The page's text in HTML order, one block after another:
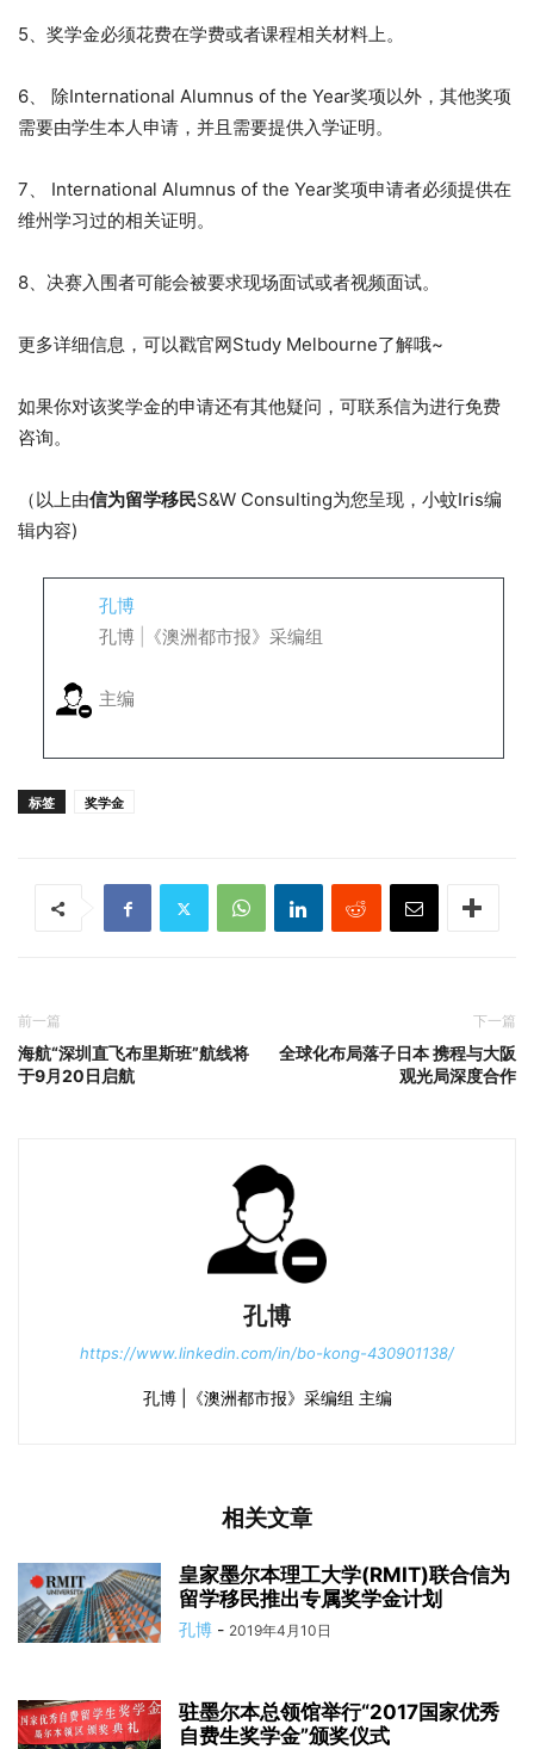
5、奖学金必须花费在学费或者课程相关材料上。
6、 除International Alumnus of the Year奖项以外，其他奖项
需要由学生本人申请，并且需要提供入学证明。
7、 International Alumnus of the Year奖项申请者必须提供在
维州学习过的相关证明。
8、决赛入围者可能会被要求现场面试或者视频面试。
更多详细信息，可以戳官网Study Melbourne了解哦~
如果你对该奖学金的申请还有其他疑问，可联系信为进行免费
咨询。
（以上由信为留学移民S&W Consulting为您呈现，小蚊Iris编
辑内容)
孔博
孔博 |《澳洲都市报》采编组
主编
标签 奖学金
前一篇
海航“深圳直飞布里斯班”航线将
于9月20日启航
下一篇
全球化布局落子日本 携程与大阪
观光局深度合作
孔博
https://www.linkedin.com/in/bo-kong-430901138/
孔博 |《澳洲都市报》采编组 主编
相关文章
皇家墨尔本理工大学(RMIT)联合信为
留学移民推出专属奖学金计划
孔博 - 2019年4月10日
驻墨尔本总领馆举行“2017国家优秀
自费生奖学金”颁奖仪式